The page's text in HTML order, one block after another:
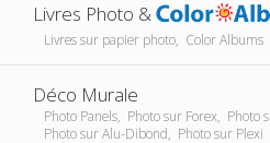
Livres Photo &
Livres sur papier photo, Color Albums
Déco Murale
Photo Panels, Photo sur Forex, Photo
Photo sur Alu-Dibond, Photo sur Plexi